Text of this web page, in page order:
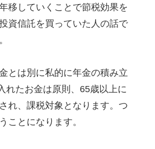
移していくことで節税効果を
資信託を買っていた人の話で
とは別に私的に年金の積み立
れたお金は原則、65歳以上に
れ、課税対象となります。つ
ことになります。